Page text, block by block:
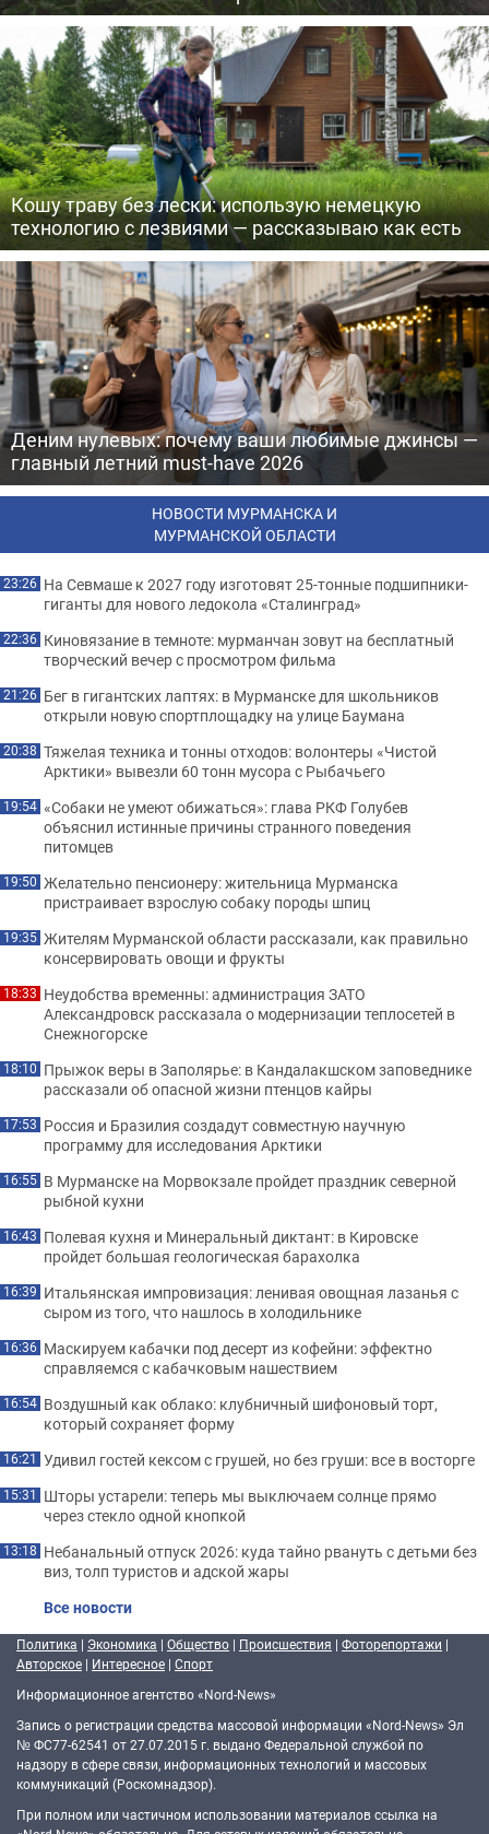
Кошу траву без лески: использую немецкую
технологию с лезвиями — рассказываю как есть
Деним нулевых: почему ваши любимые джинсы —
главный летний must-have 2026
НОВОСТИ МУРМАНСКА И
МУРМАНСКОЙ ОБЛАСТИ
23:26 На Севмаше к 2027 году изготовят 25-тонные подшипники-
гиганты для нового ледокола «Сталинград»
22:36 Киновязание в темноте: мурманчан зовут на бесплатный
творческий вечер с просмотром фильма
21:26 Бег в гигантских лаптях: в Мурманске для школьников
открыли новую спортплощадку на улице Баумана
20:38 Тяжелая техника и тонны отходов: волонтеры «Чистой
Арктики» вывезли 60 тонн мусора с Рыбачьего
19:54 «Собаки не умеют обижаться»: глава РКФ Голубев
объяснил истинные причины странного поведения
питомцев
19:50 Желательно пенсионеру: жительница Мурманска
пристраивает взрослую собаку породы шпиц
19:35 Жителям Мурманской области рассказали, как правильно
консервировать овощи и фрукты
18:33 Неудобства временны: администрация ЗАТО
Александровск рассказала о модернизации теплосетей в
Снежногорске
18:10 Прыжок веры в Заполярье: в Кандалакшском заповеднике
рассказали об опасной жизни птенцов кайры
17:53 Россия и Бразилия создадут совместную научную
программу для исследования Арктики
16:55 В Мурманске на Морвокзале пройдет праздник северной
рыбной кухни
16:43 Полевая кухня и Минеральный диктант: в Кировске
пройдет большая геологическая барахолка
16:39 Итальянская импровизация: ленивая овощная лазанья с
сыром из того, что нашлось в холодильнике
16:36 Маскируем кабачки под десерт из кофейни: эффектно
справляемся с кабачковым нашествием
16:54 Воздушный как облако: клубничный шифоновый торт,
который сохраняет форму
16:21 Удивил гостей кексом с грушей, но без груши: все в восторге
15:31 Шторы устарели: теперь мы выключаем солнце прямо
через стекло одной кнопкой
13:18 Небанальный отпуск 2026: куда тайно рвануть с детьми без
виз, толп туристов и адской жары
Все новости
Политика | Экономика | Общество | Происшествия | Фоторепортажи |
Авторское | Интересное | Спорт
Информационное агентство «Nord-News»
Запись о регистрации средства массовой информации «Nord-News» Эл
№ ФС77-62541 от 27.07.2015 г. выдано Федеральной службой по
надзору в сфере связи, информационных технологий и массовых
коммуникаций (Роскомнадзор).
При полном или частичном использовании материалов ссылка на